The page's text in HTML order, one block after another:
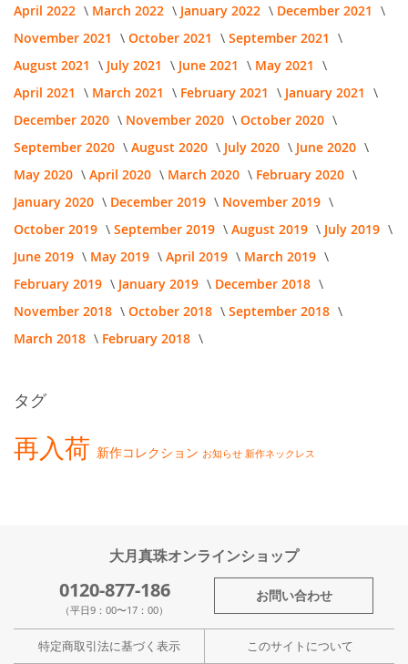
April 2022
March 2022 January 2022
December 2021
November 2021
October 2021
September 2021
August 2021
July 2021 June 2021
May 2021
April 2021
March 2021 February 2021
January 2021
December 2020
November 2020
October 2020
September 2020
August 2020 July 2020
June 2020
May 2020
April 2020 March 2020
February 2020
January 2020
December 2019
November 2019
October 2019
September 2019 August 2019
July 2019
June 2019
May 2019 April 2019
March 2019
February 2019
January 2019
December 2018
November 2018
October 2018
September 2018
March 2018
February 2018
タグ
再入荷 新作コレクション お知らせ 新作ネックレス
大月真珠オンラインショップ
0120-877-186
（平日9：00〜17：00）
お問い合わせ
特定商取引法に基づく表示 このサイトについて